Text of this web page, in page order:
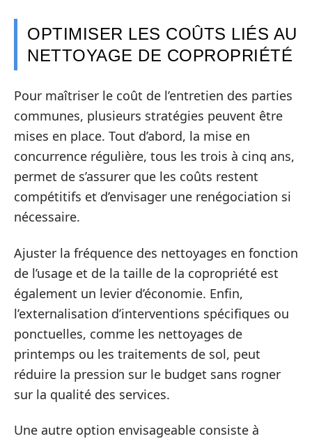
OPTIMISER LES COÛTS LIÉS AU
NETTOYAGE DE COPROPRIÉTÉ
Pour maîtriser le coût de l’entretien des parties
communes, plusieurs stratégies peuvent être
mises en place. Tout d’abord, la mise en
concurrence régulière, tous les trois à cinq ans,
permet de s’assurer que les coûts restent
compétitifs et d’envisager une renégociation si
nécessaire.
Ajuster la fréquence des nettoyages en fonction
de l’usage et de la taille de la copropriété est
également un levier d’économie. Enfin,
l’externalisation d’interventions spécifiques ou
ponctuelles, comme les nettoyages de
printemps ou les traitements de sol, peut
réduire la pression sur le budget sans rogner
sur la qualité des services.
Une autre option envisageable consiste à